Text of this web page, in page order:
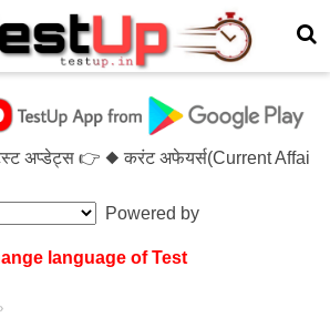
👉 ◆ करंट अफेयर्स(Current Affairs)-
Powered by
language of Test
›